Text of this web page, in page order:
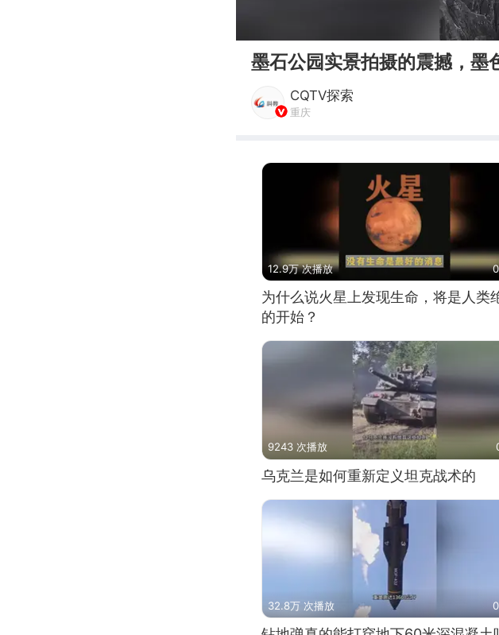
墨石公园实景拍摄的震撼，墨
CQTV探索
重庆
12.9万 次播放
为什么说火星上发现生命，将是人类
的开始？
9243 次播放
乌克兰是如何重新定义坦克战术的
32.8万 次播放